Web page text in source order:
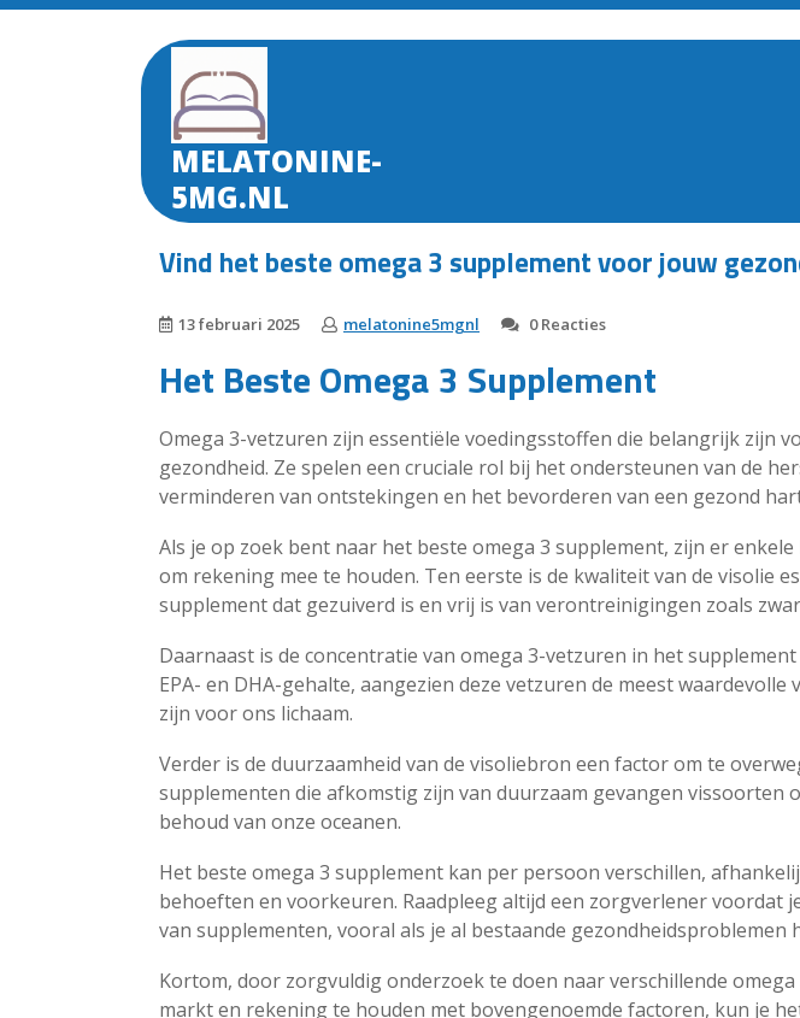
Skip
MELATONINE-
5MG.NL
Vind het beste omega 3 supplement voor jouw
13 februari 2025 melatonine5mgnl 0 Reacties
Het Beste Omega 3 Supplement
Omega 3-vetzuren zijn essentiële voedingsstoffen die belangrijk zijn
gezondheid. Ze spelen een cruciale rol bij het ondersteunen van de
verminderen van ontstekingen en het bevorderen van een gezond
Als je op zoek bent naar het beste omega 3 supplement, zijn er
om rekening mee te houden. Ten eerste is de kwaliteit van de visolie
supplement dat gezuiverd is en vrij is van verontreinigingen zoals
Daarnaast is de concentratie van omega 3-vetzuren in het
EPA- en DHA-gehalte, aangezien deze vetzuren de meest waardevolle
zijn voor ons lichaam.
Verder is de duurzaamheid van de visoliebron een factor om te
supplementen die afkomstig zijn van duurzaam gevangen vissoorten
behoud van onze oceanen.
Het beste omega 3 supplement kan per persoon verschillen,
behoeften en voorkeuren. Raadpleeg altijd een zorgverlener voordat
van supplementen, vooral als je al bestaande gezondheidsproblemen
Kortom, door zorgvuldig onderzoek te doen naar verschillende
markt en rekening te houden met bovengenoemde factoren, kun je